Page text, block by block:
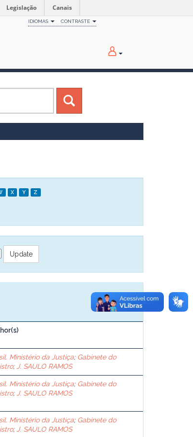
Legislação Canais
IDIOMAS CONTRASTE
X Y Z
Ministério da Justiça; Gabinete do
; J. SAULO RAMOS
Ministério da Justiça; Gabinete do
; J. SAULO RAMOS
Ministério da Justiça; Gabinete do
; J. SAULO RAMOS